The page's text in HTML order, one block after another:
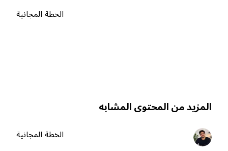
الخطة المجانية
من المحتوى المشابه
الخطة المجانية